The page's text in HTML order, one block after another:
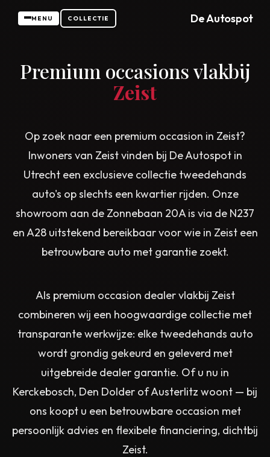
MENU COLLECTIE De Autospot
Premium occasions vlakbij
Zeist
Op zoek naar een premium occasion in Zeist?
Inwoners van Zeist vinden bij De Autospot in
Utrecht een exclusieve collectie tweedehands
auto's op slechts een kwartier rijden. Onze
showroom aan de Zonnebaan 20A is via de N237
en A28 uitstekend bereikbaar voor wie in Zeist een
betrouwbare auto met garantie zoekt.
Als premium occasion dealer vlakbij Zeist
combineren wij een hoogwaardige collectie met
transparante werkwijze: elke tweedehands auto
wordt grondig gekeurd en geleverd met
uitgebreide dealer garantie. Of u nu in
Kerckebosch, Den Dolder of Austerlitz woont — bij
ons koopt u een betrouwbare occasion met
persoonlijk advies en flexibele financiering, dichtbij
Zeist.